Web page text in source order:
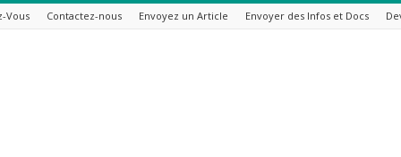
Vous Contactez-nous Envoyez un Article Envoyer des Infos et Docs